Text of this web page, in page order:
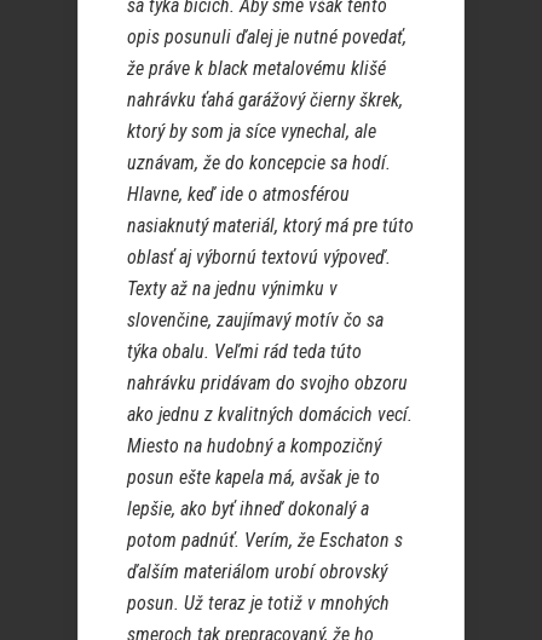
sa týka bicích. Aby sme však tento
opis posunuli ďalej je nutné povedať,
že práve k black metalovému klišé
nahrávku ťahá garážový čierny škrek,
ktorý by som ja síce vynechal, ale
uznávam, že do koncepcie sa hodí.
Hlavne, keď ide o atmosférou
nasiaknutý materiál, ktorý má pre túto
oblasť aj výbornú textovú výpoveď.
Texty až na jednu výnimku v
slovenčine, zaujímavý motív čo sa
týka obalu. Veľmi rád teda túto
nahrávku pridávam do svojho obzoru
ako jednu z kvalitných domácich vecí.
Miesto na hudobný a kompozičný
posun ešte kapela má, avšak je to
lepšie, ako byť ihneď dokonalý a
potom padnúť. Verím, že Eschaton s
ďalším materiálom urobí obrovský
posun. Už teraz je totiž v mnohých
smeroch tak prepracovaný, že ho